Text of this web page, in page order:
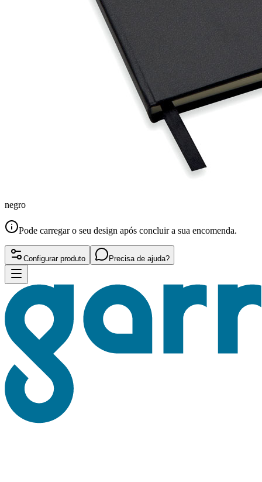
negro
Pode carregar o seu design após concluir a sua encomenda.
Configurar produto Precisa de ajuda?